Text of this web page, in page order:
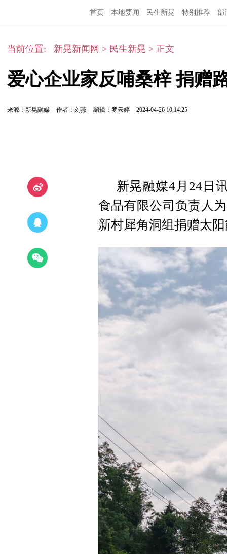
首页 本地要闻 民生新晃 特别推荐 部
当前位置: 新晃新闻网 > 民生新晃 > 正文
爱心企业家反哺桑梓 捐赠
来源：新晃融媒 作者：刘燕 编辑：罗云婷 2024-04-26 10:14:25
新晃融媒4月24日
食品有限公司负责人
新村犀角洞组捐赠太